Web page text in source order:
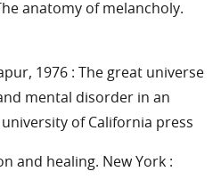
anatomy of melancholy.
1976 : The great universe
mental disorder in an
of California press
and healing. New York :